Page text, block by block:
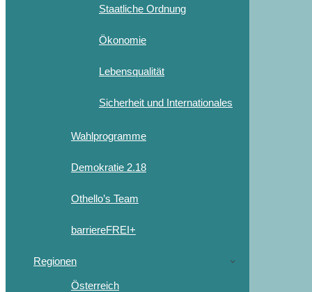
Staatliche Ordnung
Ökonomie
Lebensqualität
Sicherheit und Internationales
Wahlprogramme
Demokratie 2.18
Othello’s Team
barriereFREI+
Regionen
Österreich